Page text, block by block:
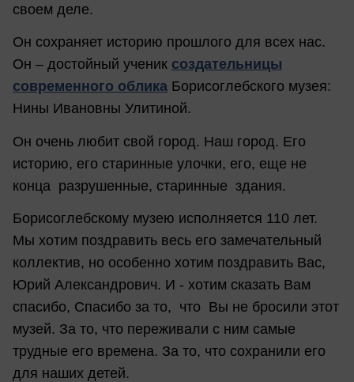
своем деле.
Он сохраняет историю прошлого для всех нас.
Он – достойный ученик создательницы
современного облика Борисоглебского музея:
Нины Ивановны Улитиной.
Он очень любит свой город. Наш город. Его
историю, его старинные улочки, его, еще не
конца разрушенные, старинные здания.
Борисоглебскому музею исполняется 110 лет.
Мы хотим поздравить весь его замечательный
коллектив, но особенно хотим поздравить Вас,
Юрий Александрович. И - хотим сказать Вам
спасибо, Спасибо за то, что Вы не бросили этот
музей. За то, что переживали с ним самые
трудные его времена. За то, что сохранили его
для наших детей.